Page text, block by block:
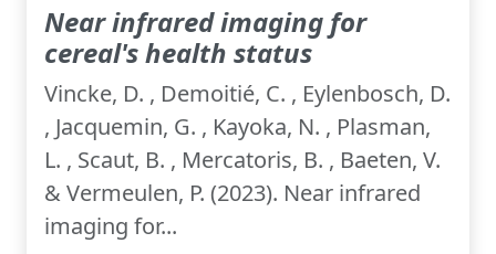
Near infrared imaging for
cereal's health status
Vincke, D. , Demoitié, C. , Eylenbosch, D.
, Jacquemin, G. , Kayoka, N. , Plasman,
L. , Scaut, B. , Mercatoris, B. , Baeten, V.
& Vermeulen, P. (2023). Near infrared
imaging for...